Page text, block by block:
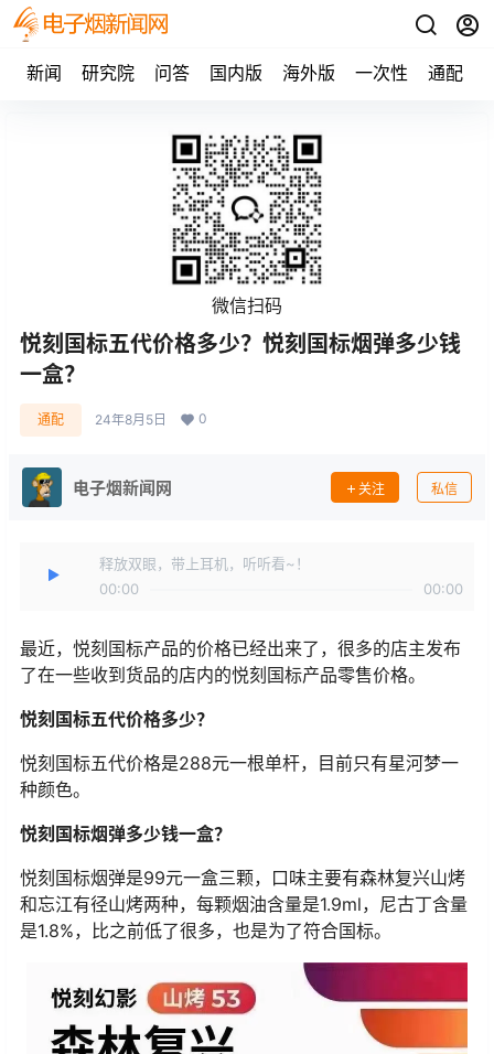
新闻 研究院 问答 国内版 海外版 一次性 通配
微信扫码
悦刻国标五代价格多少？悦刻国标烟弹多少钱
一盒？
通配 24年8月5日 0
电子烟新闻网 关注 私信
释放双眼，带上耳机，听听看~！
00:00
00:00
最近，悦刻国标产品的价格已经出来了，很多的店主发布
了在一些收到货品的店内的悦刻国标产品零售价格。
悦刻国标五代价格多少？
悦刻国标五代价格是288元一根单杆，目前只有星河梦一
种颜色。
悦刻国标烟弹多少钱一盒？
悦刻国标烟弹是99元一盒三颗，口味主要有森林复兴山烤
和忘江有径山烤两种，每颗烟油含量是1.9ml，尼古丁含量
是1.8%，比之前低了很多，也是为了符合国标。